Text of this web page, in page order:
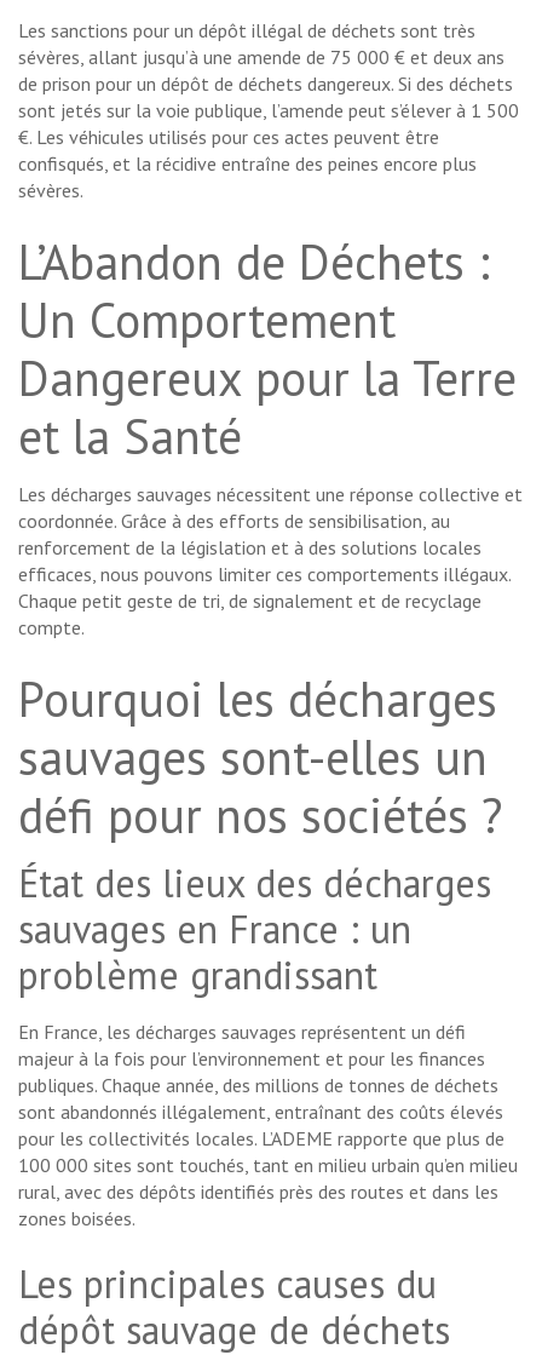
Les sanctions pour un dépôt illégal de déchets sont très
sévères, allant jusqu’à une amende de 75 000 € et deux ans
de prison pour un dépôt de déchets dangereux. Si des déchets
sont jetés sur la voie publique, l’amende peut s’élever à 1 500
€. Les véhicules utilisés pour ces actes peuvent être
confisqués, et la récidive entraîne des peines encore plus
sévères.
L’Abandon de Déchets :
Un Comportement
Dangereux pour la Terre
et la Santé
Les décharges sauvages nécessitent une réponse collective et
coordonnée. Grâce à des efforts de sensibilisation, au
renforcement de la législation et à des solutions locales
efficaces, nous pouvons limiter ces comportements illégaux.
Chaque petit geste de tri, de signalement et de recyclage
compte.
Pourquoi les décharges
sauvages sont-elles un
défi pour nos sociétés ?
État des lieux des décharges
sauvages en France : un
problème grandissant
En France, les décharges sauvages représentent un défi
majeur à la fois pour l’environnement et pour les finances
publiques. Chaque année, des millions de tonnes de déchets
sont abandonnés illégalement, entraînant des coûts élevés
pour les collectivités locales. L’ADEME rapporte que plus de
100 000 sites sont touchés, tant en milieu urbain qu’en milieu
rural, avec des dépôts identifiés près des routes et dans les
zones boisées.
Les principales causes du
dépôt sauvage de déchets